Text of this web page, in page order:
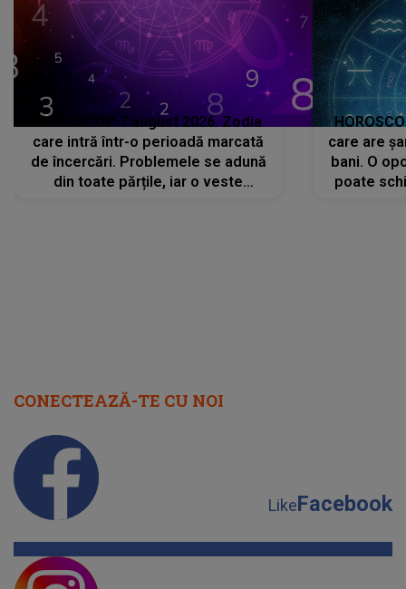
HOROSCOP 7 august 2026. Zodia
care intră într-o perioadă marcată
de încercări. Problemele se adună
din toate părțile, iar o veste
care are
bani. O
poate
CONECTEAZĂ-TE CU NOI
LikeFacebook